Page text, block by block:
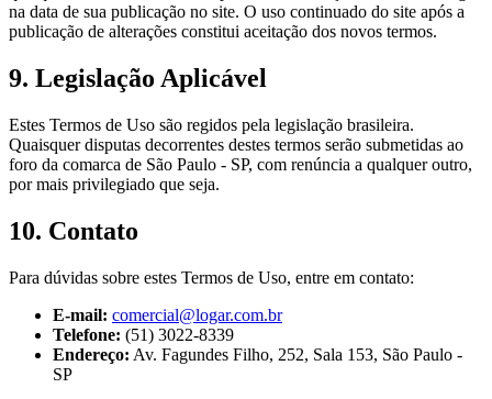
na data de sua publicação no site. O uso continuado do site após a
publicação de alterações constitui aceitação dos novos termos.
9. Legislação Aplicável
Estes Termos de Uso são regidos pela legislação brasileira.
Quaisquer disputas decorrentes destes termos serão submetidas ao
foro da comarca de São Paulo - SP, com renúncia a qualquer outro,
por mais privilegiado que seja.
10. Contato
Para dúvidas sobre estes Termos de Uso, entre em contato:
E-mail: comercial@logar.com.br
Telefone: (51) 3022-8339
Endereço: Av. Fagundes Filho, 252, Sala 153, São Paulo -
SP